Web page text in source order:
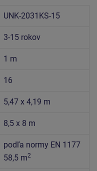
UNK-2031KS-15
3-15 rokov
1 m
16
5,47 x 4,19 m
8,5 x 8 m
podľa normy EN 1177
58,5 m2